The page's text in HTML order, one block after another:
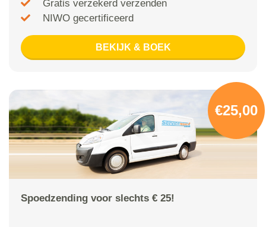
Gratis verzekerd verzenden
NIWO gecertificeerd
BEKIJK & BOEK
€25,00
Spoedzending voor slechts € 25!